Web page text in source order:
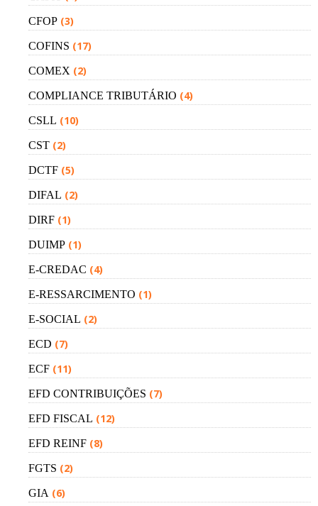
CFOP (3)
COFINS (17)
COMEX (2)
COMPLIANCE TRIBUTÁRIO (4)
CSLL (10)
CST (2)
DCTF (5)
DIFAL (2)
DIRF (1)
DUIMP (1)
E-CREDAC (4)
E-RESSARCIMENTO (1)
E-SOCIAL (2)
ECD (7)
ECF (11)
EFD CONTRIBUIÇÕES (7)
EFD FISCAL (12)
EFD REINF (8)
FGTS (2)
GIA (6)